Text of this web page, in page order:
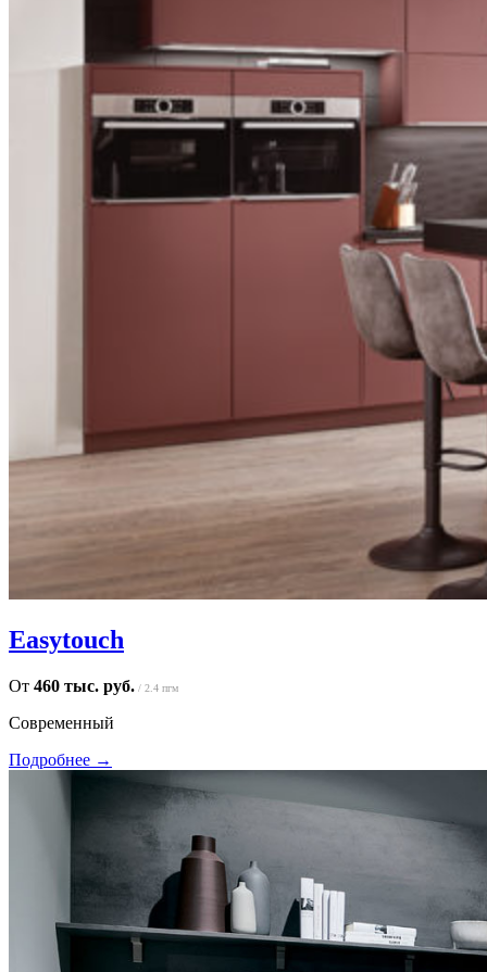
Easytouch
От 460 тыс. руб. / 2.4 пгм
Современный
Подробнее →